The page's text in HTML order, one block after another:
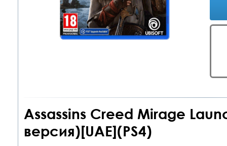
Assassins Creed Mirage
версия)[UAE](PS4)